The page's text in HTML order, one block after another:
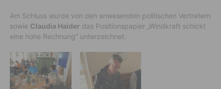
Am Schluss wurde von den anwesenden politischen Vertretern
sowie Claudia Haider das Positionspapier „Windkraft schickt
eine hohe Rechnung“ unterzeichnet.